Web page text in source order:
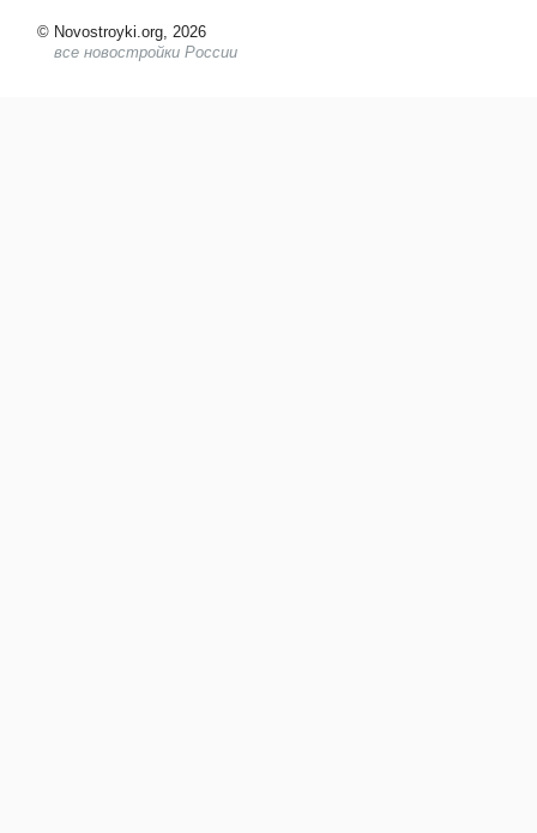
© Novostroyki.org, 2026
все новостройки России